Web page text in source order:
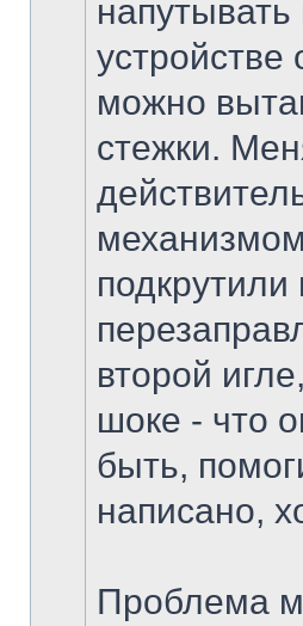
устройстве
можно
стежки.
второй
шоке - что
быть,
написано,
Проблема